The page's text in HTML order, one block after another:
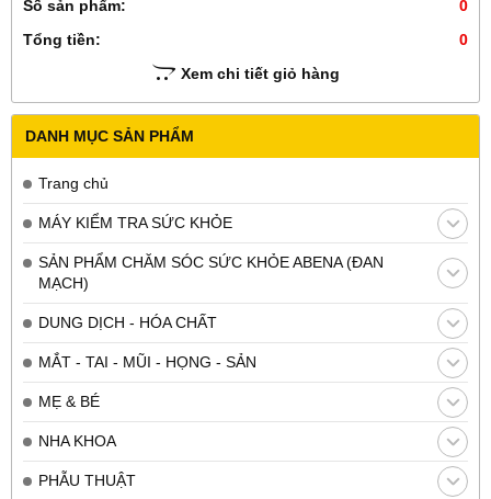
Số sản phẩm:
0
Tổng tiền:
0
Xem chi tiết giỏ hàng
DANH MỤC SẢN PHẨM
Trang chủ
MÁY KIỂM TRA SỨC KHỎE
SẢN PHẨM CHĂM SÓC SỨC KHỎE ABENA (ĐAN
MẠCH)
DUNG DỊCH - HÓA CHẤT
MẮT - TAI - MŨI - HỌNG - SẢN
MẸ & BÉ
NHA KHOA
PHẪU THUẬT